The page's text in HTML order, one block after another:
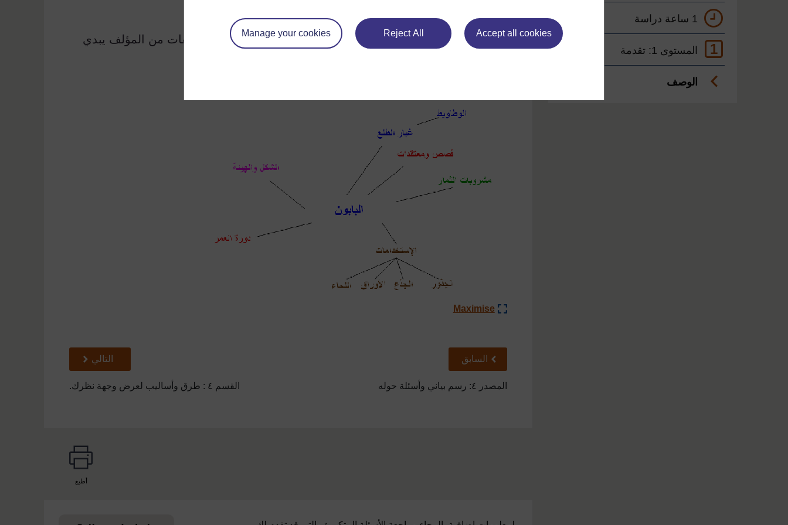
Accept all cookies
Reject All
Manage your cookies
1 ساعة دراسة
1 المستوى 1: تقدمة
الوصف
ملحوظة: لا توجد معلومات جديدة في الفقرة الأخيرة؛ إنها تقدم تعليقات من المؤلف يبدي
Maximise
سابقالسابق
المصدر ٤: رسم بياني وأسئلة حوله
تالي
التالي
القسم ٤ : طرق وأساليب لعرض وجهة نظرك.
أطبع